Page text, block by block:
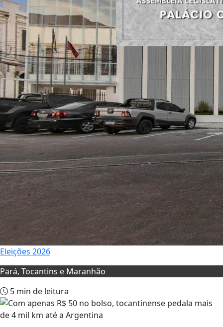
Eleições 2026
Pará, Tocantins e Maranhão
5 min de leitura